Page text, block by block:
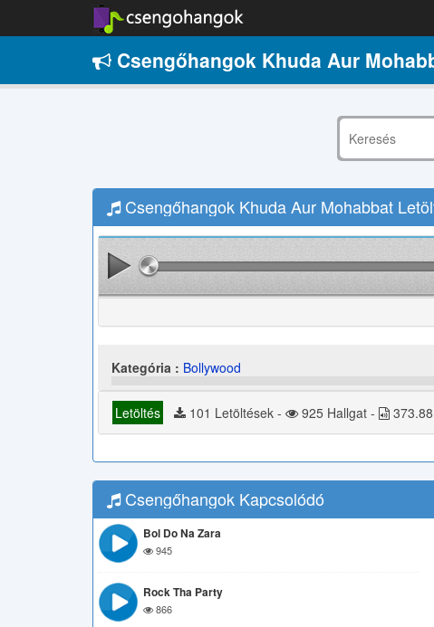
Csengőhangok Khuda Aur
Csengőhangok Khuda Aur Mohabbat
Kategória : Bollywood
Letöltés 101 Letöltések - 925 Hallgat -
Csengőhangok Kapcsolódó
Bol Do Na Zara
945
Rock Tha Party
866